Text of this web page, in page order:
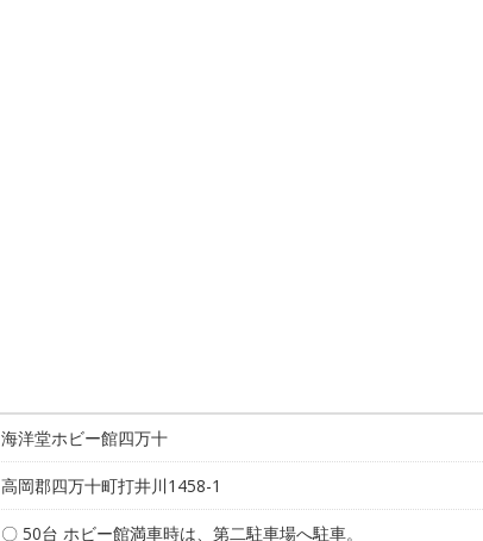
海洋堂ホビー館四万十
高岡郡四万十町打井川1458-1
〇 50台 ホビー館満車時は、第二駐車場へ駐車。